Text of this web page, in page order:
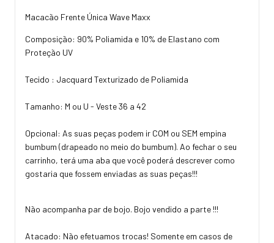
Macacão Frente Única Wave Maxx
Composição: 90% Poliamida e 10% de Elastano com
Proteção UV
Tecido : Jacquard Texturizado de Poliamida
Tamanho: M ou U - Veste 36 a 42
Opcional: As suas peças podem ir COM ou SEM empina
bumbum (drapeado no meio do bumbum). Ao fechar o seu
carrinho, terá uma aba que você poderá descrever como
gostaria que fossem enviadas as suas peças!!!
Não acompanha par de bojo. Bojo vendido a parte !!!
Atacado: Não efetuamos trocas! Somente em casos de